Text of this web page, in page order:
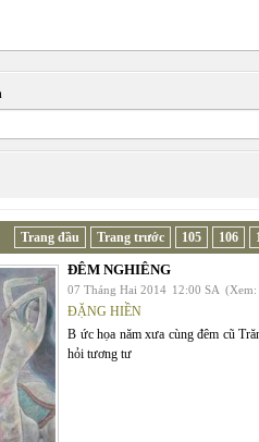
Trang đầu Trang trước 105 106
ĐÊM NGHIÊNG
07 Tháng Hai 2014 12:00 SA (Xem:
ĐẶNG HIỀN
B ức họa năm xưa cùng đêm cũ
hỏi tương tư